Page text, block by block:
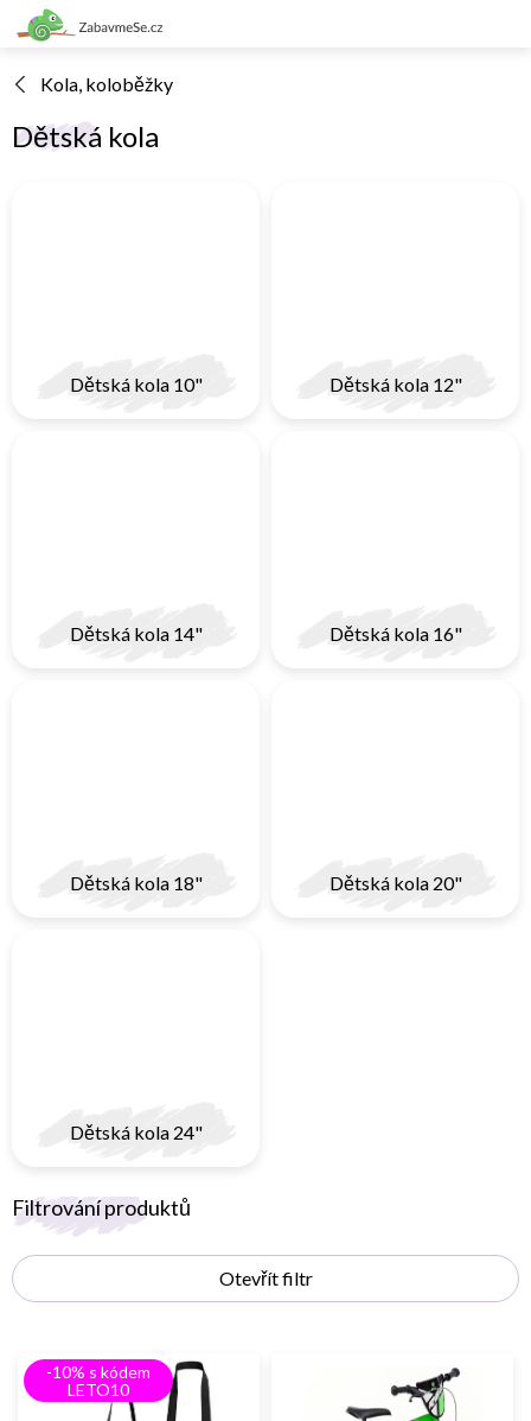
Přejít
na
Kola, koloběžky
Dětská kola
Dětská kola 10" Dětská kola 12"
Dětská kola 14" Dětská kola 16"
Dětská kola 18" Dětská kola 20"
Dětská kola 24"
Filtrování produktů
Otevřít filtr
V
ý
p
i
o
-10% s kódem
LETO10